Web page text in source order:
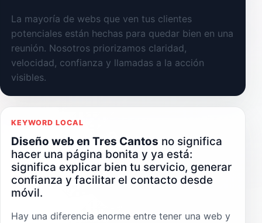
La mayoría de webs que ven tus clientes
potenciales están hechas para quedar bien en una
reunión. Nosotros priorizamos claridad,
velocidad, confianza y llamadas a la acción
visibles.
KEYWORD LOCAL
Diseño web en Tres Cantos no significa
hacer una página bonita y ya está:
significa explicar bien tu servicio, generar
confianza y facilitar el contacto desde
móvil.
Hay una diferencia enorme entre tener una web y